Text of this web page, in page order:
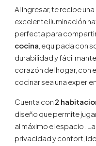
Al ingresar, te recibe una
excelente iluminación
perfecta para
cocina , equipada con
durabilidad y fácil
corazón del hogar, con
cocinar sea una
Cuenta con 2
diseño que permite
al máximo el espacio.
privacidad y confort,